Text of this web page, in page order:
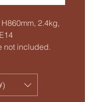
2.4kg,
not included.